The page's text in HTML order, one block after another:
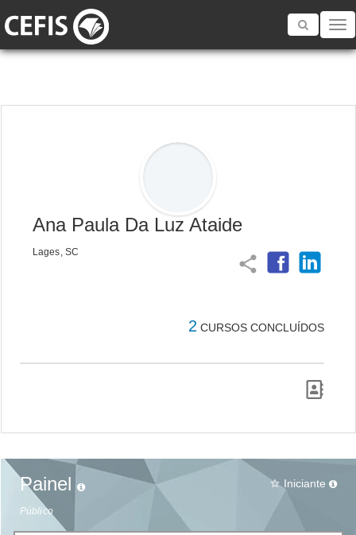
Toggle
Ana Paula Da Luz Ataide
Lages, SC
share
2 CURSOS CONCLUÍDOS
Painel
Público
star_border Iniciante